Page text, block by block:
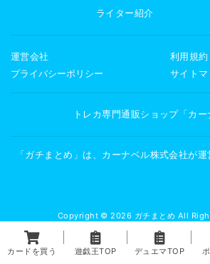
カードを買う 遊戯王TOP デュエマTOP
ライター紹介
運営会社
利用規約
プライバシーポリシー
サイト
トレカ専門通販ショップ「カー
「ガチまとめ」は、カーナベル株式会社が運
Copyright © 2026 ガチまとめ All